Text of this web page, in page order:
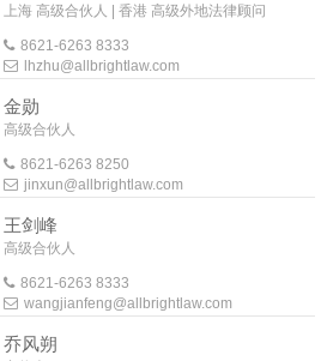
上海 高级合伙人 | 香港 高级外地法律顾问
8621-6263 8333
lhzhu@allbrightlaw.com
金勋
高级合伙人
8621-6263 8250
jinxun@allbrightlaw.com
王剑峰
高级合伙人
8621-6263 8333
wangjianfeng@allbrightlaw.com
乔风朔